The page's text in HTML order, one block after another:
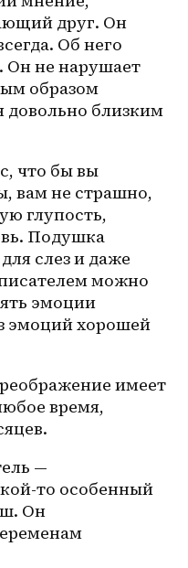
друг. Он
Об него
Он не нарушает
образом
довольно близким
что бы вы
вам не страшно,
глупость,
Подушка
слез и даже
писателем можно
эмоции
эмоций хорошей
имеет
время,
—
то особенный
Он